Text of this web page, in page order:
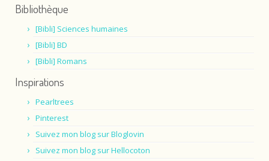
Bibliothèque
[Bibli] Sciences humaines
[Bibli] BD
[Bibli] Romans
Inspirations
Pearltrees
Pinterest
Suivez mon blog sur Bloglovin
Suivez mon blog sur Hellocoton